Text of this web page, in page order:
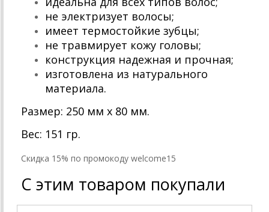
не электризует волосы;
имеет термостойкие зубцы;
не травмирует кожу головы;
конструкция надежная и прочная;
изготовлена из натурального
материала.
Размер: 250 мм x 80 мм.
Вес: 151 гр.
Cкидка 15% по промокоду welcome15
С этим товаром покупали